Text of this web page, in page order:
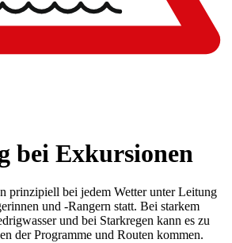
bei Exkursionen
prinzipiell bei jedem Wetter unter Leitung
und -Rangern statt. Bei starkem
und bei Starkregen kann es zu
der Programme und Routen kommen.